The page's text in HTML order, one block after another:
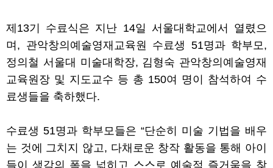
제 13기 수료식은 지난 14일 서울대학교에서 열렸으
며 , 관악창의예술영재교육원 수료생 51명과 학부모,
정의철 서울대 미술대학장, 김형숙 관악창의예술영재
교육원장 및 지도교수 등 총 150여 명이 참석하여 수
료생들을 축하했다.
수료생 51명과 학부모들은 “단순히 미술 기법을 배우
는 것에 그치지 않고, 다채로운 창작 활동을 통해 아이
들이 생각의 폭을 넓히고 스스로 예술적 즐거움을 찾